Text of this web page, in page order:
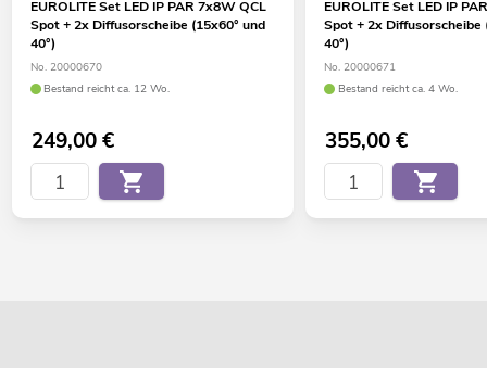
EUROLITE Set LED IP PAR 7x8W QCL
Spot + 2x Diffusorscheibe (15x60° und
40°)
No. 20000670
Bestand reicht ca. 12 Wo.
249,00€
EUROLITE Set LED IP
Spot + 2x Diffusorscheibe
40°)
No. 20000671
Bestand reicht ca. 4 Wo.
355,00€